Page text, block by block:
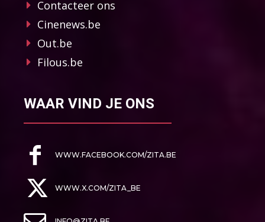
Contacteer ons
Cinenews.be
Out.be
Filous.be
WAAR VIND JE ONS
WWW.FACEBOOK.COM/ZITA.BE
WWW.X.COM/ZITA_BE